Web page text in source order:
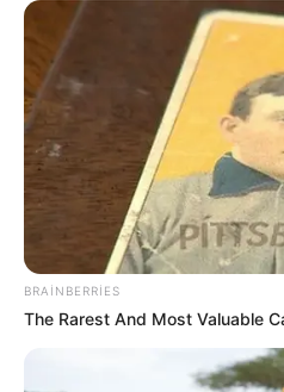
BRAINBERRIES
The Rarest And Most Valuable